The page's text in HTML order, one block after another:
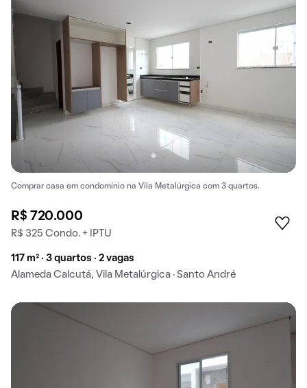
Comprar casa em condomínio na Vila Metalúrgica com 3 quartos.
R$ 720.000
R$ 325 Condo. + IPTU
117 m² · 3 quartos · 2 vagas
Alameda Calcutá, Vila Metalúrgica · Santo André